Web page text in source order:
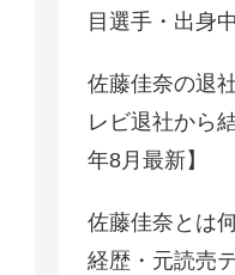
目選手・出身
佐藤佳奈の退
レビ退社から
年8月最新】
佐藤佳奈とは
経歴・元読売